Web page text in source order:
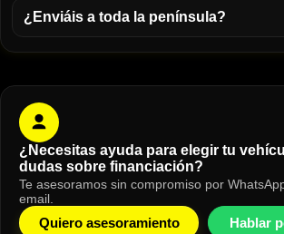
¿Enviáis a toda la península?
¿Necesitas ayuda para elegir tu
dudas sobre financiación?
Te asesoramos sin compromiso por
email.
Quiero asesoramiento Hablar